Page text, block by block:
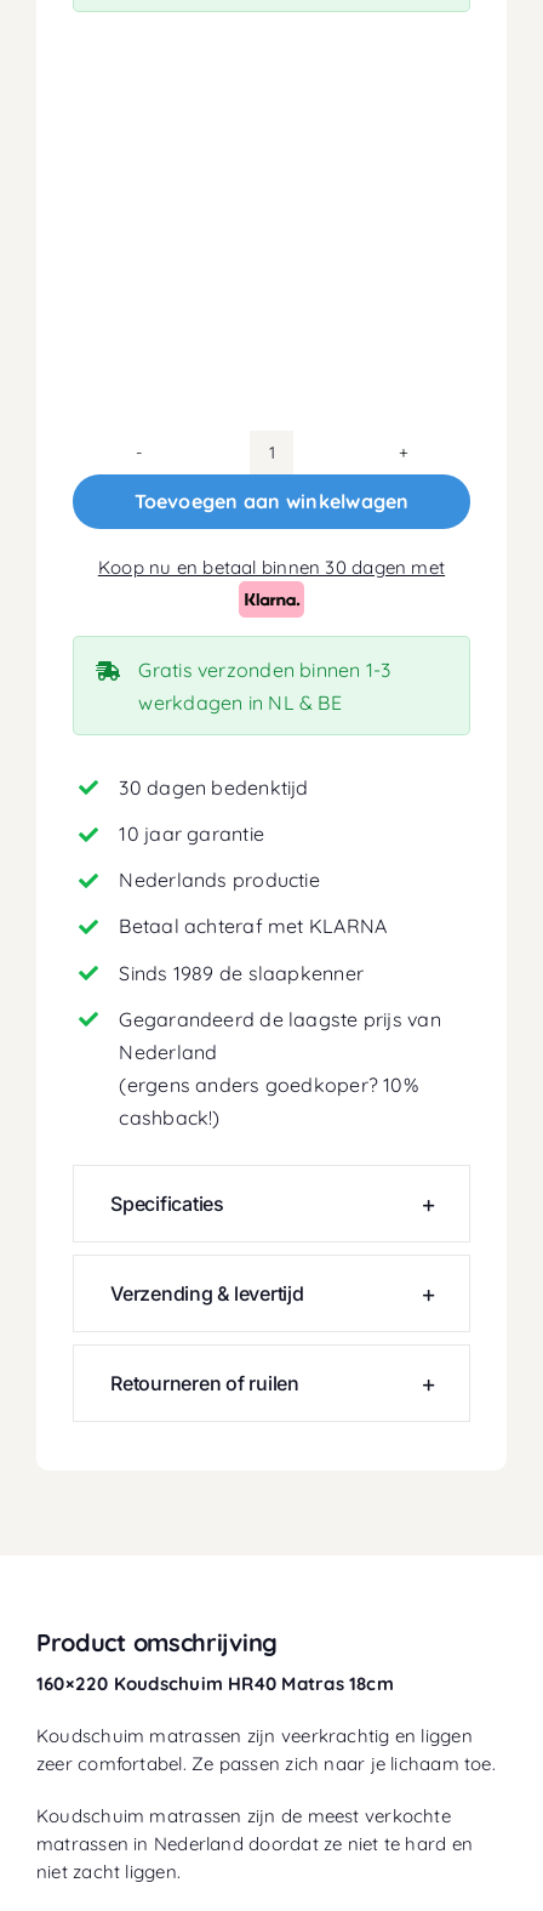
160x220
Koudschuim
18cm
aantal
Toevoegen aan winkelwagen
Koop nu en betaal binnen 30 dagen met
Gratis verzonden binnen 1-3
werkdagen in NL & BE
30 dagen bedenktijd
10 jaar garantie
Nederlands productie
Betaal achteraf met KLARNA
Sinds 1989 de slaapkenner
Gegarandeerd de laagste prijs van
Nederland
(ergens anders goedkoper? 10%
cashback!)
Specificaties
Verzending & levertijd
Retourneren of ruilen
Product omschrijving
160×220 Koudschuim HR40 Matras 18cm
Koudschuim matrassen zijn veerkrachtig en liggen
zeer comfortabel. Ze passen zich naar je lichaam toe.
Koudschuim matrassen zijn de meest verkochte
matrassen in Nederland doordat ze niet te hard en
niet zacht liggen.